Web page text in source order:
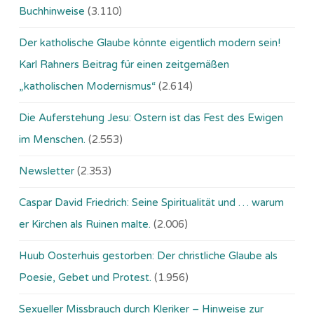
Buchhinweise (3.110)
Der katholische Glaube könnte eigentlich modern sein!
Karl Rahners Beitrag für einen zeitgemäßen
„katholischen Modernismus“ (2.614)
Die Auferstehung Jesu: Ostern ist das Fest des Ewigen
im Menschen. (2.553)
Newsletter (2.353)
Caspar David Friedrich: Seine Spiritualität und … warum
er Kirchen als Ruinen malte. (2.006)
Huub Oosterhuis gestorben: Der christliche Glaube als
Poesie, Gebet und Protest. (1.956)
Sexueller Missbrauch durch Kleriker – Hinweise zur